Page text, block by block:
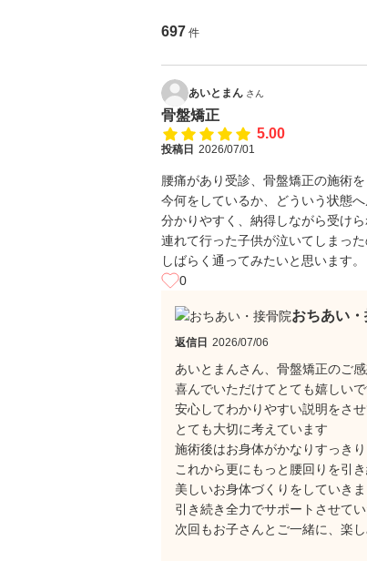
697 件
あいとまん さん
骨盤矯正
5.00
投稿日 2026/07/01
腰痛があり受診、骨盤矯正の施術を
今何をしているか、どういう状態
分かりやすく、納得しながら受けら
連れて行った子供が泣いてしまっ
しばらく通ってみたいと思います。
0
おちあい
返信日 2026/07/06
あいとまんさん、骨盤矯正のご
喜んでいただけてとても嬉しい
安心してわかりやすい説明をさ
とても大切に考えています
施術後はお身体がかなりすっきり
これから更にもっと腰回りを引
美しいお身体づくりをしていきま
引き続き全力でサポートさせてい
次回もお子さんとご一緒に、楽